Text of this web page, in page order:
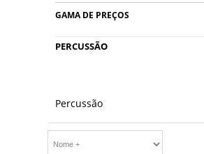
GAMA DE PREÇOS
PERCUSSÃO
Percussão